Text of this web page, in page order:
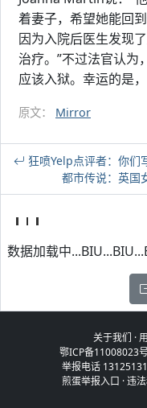
着妻子，希望她能回
因为入院后医生发现
治疗。”不过法官认
应该入狱。幸运的是
原文： Mirror
狂喷Yelp点评者：你们
都市传说：英国
数据加载中
关于我们 ·
鄂ICP备11008023
举报电话
煎蛋举报入口 ·违